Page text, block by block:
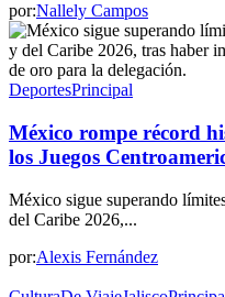
por:Nallely Campos
DeportesPrincipal
México rompe récord
los Juegos
México sigue superando
del Caribe 2026,...
por:Alexis Fernández